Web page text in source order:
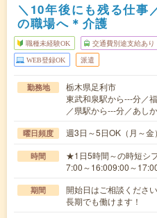
＼10年後にも残る仕事
の職場へ＊介護
職種未経験OK 交通費別途支給あり
WEB登録OK 派遣
勤務地
栃木県足利市
東武和泉駅から---分／
／県駅から---分／あし
曜日頻度 週3日～5日OK（月～
時間
★1日5時間～の時短シ
7:00～16:009:00～
期間
開始日はご相談くだ
長期でも働けます！